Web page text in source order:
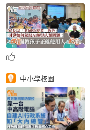
中小學校園